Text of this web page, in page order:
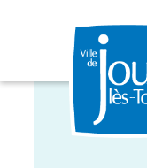
Aller